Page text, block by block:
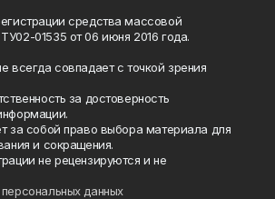
средства массовой
01535 от 06 июня 2016 года.
всегда совпадает с точкой зрения
за достоверность
за собой право выбора материала для
и сокращения.
не рецензируются и не
данных